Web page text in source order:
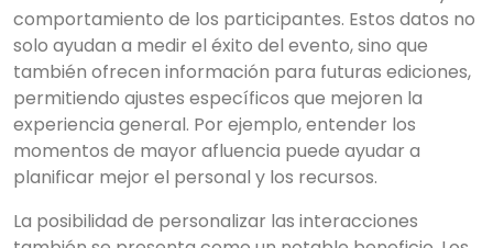
comportamiento de los participantes. Estos datos no
solo ayudan a medir el éxito del evento, sino que
también ofrecen información para futuras ediciones,
permitiendo ajustes específicos que mejoren la
experiencia general. Por ejemplo, entender los
momentos de mayor afluencia puede ayudar a
planificar mejor el personal y los recursos.
La posibilidad de personalizar las interacciones